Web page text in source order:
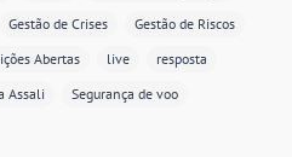
Gestão de Crises
Gestão de Riscos
Abertas live
resposta
Assali Segurança de voo